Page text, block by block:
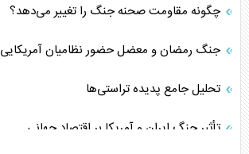
چگونه مقاومت صحنه جنگ را تغییر می‌دهد؟
جنگ رمضان و معضل حضور نظامیان آمریکایی
تحلیل جامع پدیده تراستی‌ها
تأثیر جنگ ایران و آمریکا بر اقتصاد جهانی